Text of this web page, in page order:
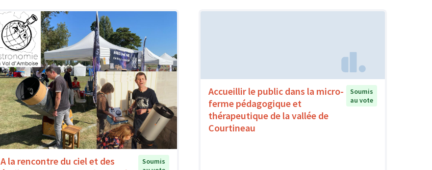
A la rencontre du ciel et des
Soumis
Accueillir le public dans la micro-
ferme pédagogique et
thérapeutique de la vallée de
Courtineau
Soumis
au vote